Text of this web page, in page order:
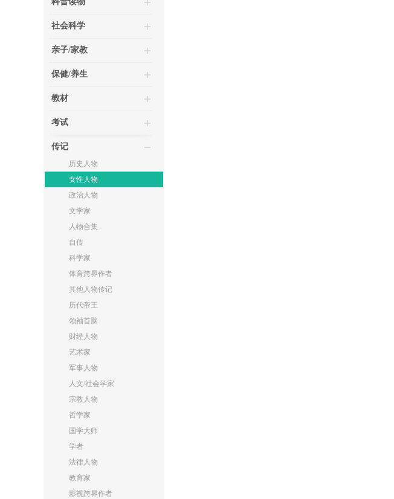
社会科学
亲子/家教
保健/养生
教材
考试
传记
历史人物
女性人物
政治人物
文学家
人物合集
自传
科学家
体育跨界作者
其他人物传记
历代帝王
领袖首脑
财经人物
艺术家
军事人物
人文/社会学家
宗教人物
哲学家
国学大师
学者
法律人物
教育家
影视跨界作者